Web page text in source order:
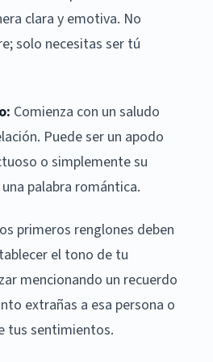
clara y emotiva. No
solo necesitas ser tú
Comienza con un saludo
Puede ser un apodo
o simplemente su
palabra romántica.
primeros renglones deben
el tono de tu
mencionando un recuerdo
extrañas a esa persona o
tus sentimientos.